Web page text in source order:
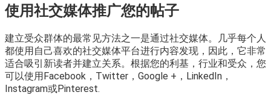
使用社交媒体推广您的帖子
建立受众群体的最常见方法之一是通过社交媒体。几乎每个人
都使用自己喜欢的社交媒体平台进行内容发现，因此，它非常
适合吸引新读者并建立关系。根据您的利基，行业和受众，您
可以使用Facebook，Twitter，Google +，LinkedIn，
Instagram或Pinterest.